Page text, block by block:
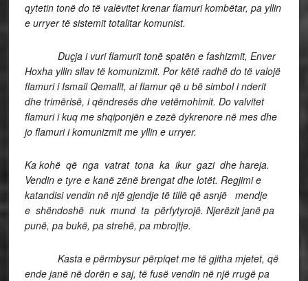
qytetin tonë do të valëvitet krenar flamuri kombëtar, pa yllin
e urryer të sistemit totalitar komunist.
Duçja i vuri flamurit tonë spatën e fashizmit, Enver
Hoxha yllin sllav të komunizmit. Por këtë radhë do të valojë
flamuri i Ismail Qemalit, ai flamur që u bë simbol i nderit
dhe trimërisë, i qëndresës dhe vetëmohimit. Do valvitet
flamuri i kuq me shqiponjën e zezë dykrenore në mes dhe
jo flamuri i komunizmit me yllin e urryer.
Ka kohë që nga vatrat tona ka ikur gazi dhe hareja.
Vendin e tyre e kanë zënë brengat dhe lotët. Regjimi e
katandisi vendin në një gjendje të tillë që asnjë mendje
e shëndoshë nuk mund ta përfytyrojë. Njerëzit janë pa
punë, pa bukë, pa strehë, pa mbrojtje.
Kasta e përmbysur përpiqet me të gjitha mjetet, që
ende janë në dorën e saj, të fusë vendin në një rrugë pa